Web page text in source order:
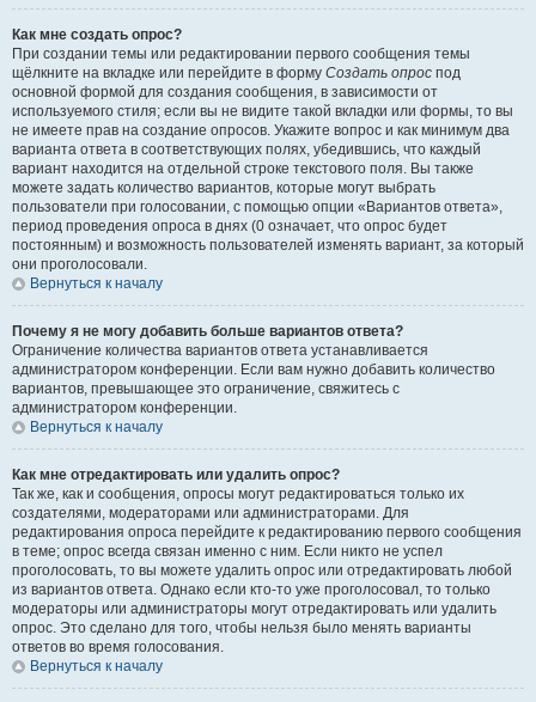
Как мне создать опрос?
При создании темы или редактировании первого сообщения темы
щёлкните на вкладке или перейдите в форму Создать опрос под
основной формой для создания сообщения, в зависимости от
используемого стиля; если вы не видите такой вкладки или формы, то вы
не имеете прав на создание опросов. Укажите вопрос и как минимум два
варианта ответа в соответствующих полях, убедившись, что каждый
вариант находится на отдельной строке текстового поля. Вы также
можете задать количество вариантов, которые могут выбрать
пользователи при голосовании, с помощью опции «Вариантов ответа»,
период проведения опроса в днях (0 означает, что опрос будет
постоянным) и возможность пользователей изменять вариант, за который
они проголосовали.
Вернуться к началу
Почему я не могу добавить больше вариантов ответа?
Ограничение количества вариантов ответа устанавливается
администратором конференции. Если вам нужно добавить количество
вариантов, превышающее это ограничение, свяжитесь с
администратором конференции.
Вернуться к началу
Как мне отредактировать или удалить опрос?
Так же, как и сообщения, опросы могут редактироваться только их
создателями, модераторами или администраторами. Для
редактирования опроса перейдите к редактированию первого сообщения
в теме; опрос всегда связан именно с ним. Если никто не успел
проголосовать, то вы можете удалить опрос или отредактировать любой
из вариантов ответа. Однако если кто-то уже проголосовал, то только
модераторы или администраторы могут отредактировать или удалить
опрос. Это сделано для того, чтобы нельзя было менять варианты
ответов во время голосования.
Вернуться к началу